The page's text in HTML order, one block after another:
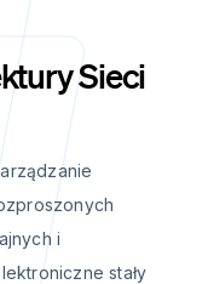
Sieci
i
stały